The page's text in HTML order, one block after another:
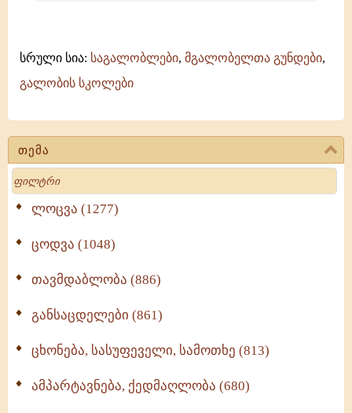
თემა
Search
ლოცვა (1277)
ცოდვა (1048)
თავმდაბლობა (886)
განსაცდელები (861)
ცხონება, სასუფეველი, სამოთხე (813)
ამპარტავნება, ქედმაღლობა (680)
სკოლა
სრული სია: საგალობლები, მგალობელთა გუნდები,
გალობის სკოლები